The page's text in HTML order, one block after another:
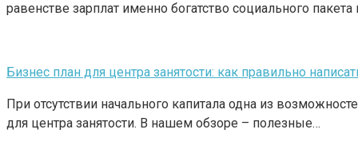
равенстве зарплат именно богатство социального
Бизнес план для центра занятости: как правильно
При отсутствии начального капитала одна из
для центра занятости. В нашем обзоре – полезные…